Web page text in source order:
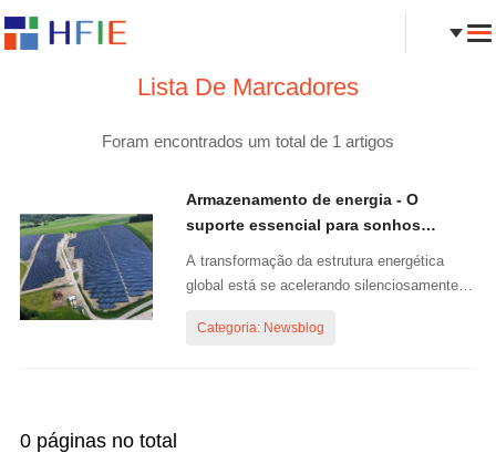
Lista De Marcadores
Foram encontrados um total de 1 artigos
Armazenamento de energia - O
suporte essencial para sonhos
A transformação da estrutura energética
global está se acelerando silenciosamente, e
armazenamento de energia está
Categoria: Newsblog
0 páginas no total